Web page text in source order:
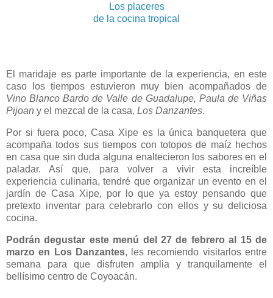
Los placeres
de la cocina tropical
El maridaje es parte importante de la experiencia, en este
caso los tiempos estuvieron muy bien acompañados de
Vino Blanco Bardo de Valle de Guadalupe, Paula de Viñas
Pijoan y el mezcal de la casa, Los Danzantes.
Por si fuera poco, Casa Xipe es la única banquetera que
acompaña todos sus tiempos con totopos de maíz hechos
en casa que sin duda alguna enaltecieron los sabores en el
paladar. Así que, para volver a vivir esta increíble
experiencia culinaria, tendré que organizar un evento en el
jardín de Casa Xipe, por lo que ya estoy pensando que
pretexto inventar para celebrarlo con ellos y su deliciosa
cocina.
Podrán degustar este menú del 27 de febrero al 15 de
marzo en Los Danzantes, les recomiendo visitarlos entre
semana para que disfruten amplia y tranquilamente el
bellísimo centro de Coyoacán.